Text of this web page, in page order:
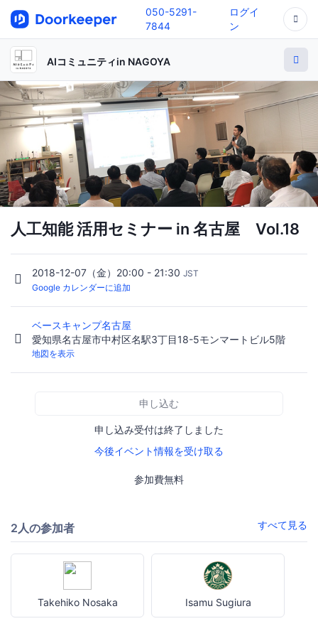
050-5291-
7844
ログイ
ン
AIコミュニティin NAGOYA
人工知能 活用セミナー in 名古屋 Vol.18
2018-12-07（金）20:00 - 21:30 JST
Google カレンダーに追加
ベースキャンプ名古屋
愛知県名古屋市中村区名駅3丁目18-5モンマートビル5階
地図を表示
申し込む
申し込み受付は終了しました
今後イベント情報を受け取る
参加費無料
2人の参加者 すべて見る
Takehiko Nosaka Isamu Sugiura